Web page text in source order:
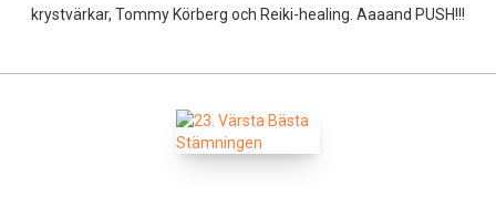
krystvärkar, Tommy Körberg och Reiki-healing. Aaaand PUSH!!!